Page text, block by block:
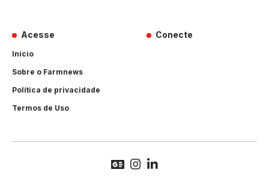
Acesse
Início
Sobre o Farmnews
Política de privacidade
Termos de Uso
Conecte